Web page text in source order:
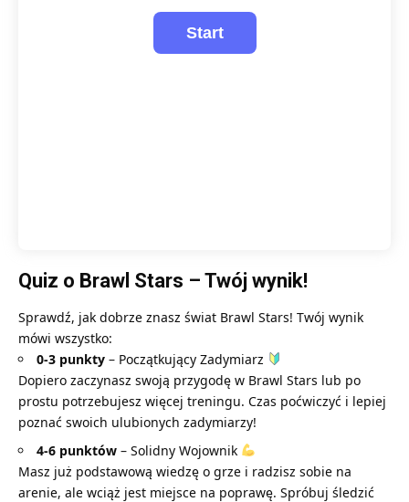
Quiz o Brawl Stars – Twój wynik!
Sprawdź, jak dobrze znasz świat Brawl Stars! Twój wynik
mówi wszystko:
0-3 punkty – Początkujący Zadymiarz
Dopiero zaczynasz swoją przygodę w Brawl Stars lub po
prostu potrzebujesz więcej treningu. Czas poćwiczyć i lepiej
poznać swoich ulubionych zadymiarzy!
4-6 punktów – Solidny Wojownik
Masz już podstawową wiedzę o grze i radzisz sobie na
arenie, ale wciąż jest miejsce na poprawę. Spróbuj śledzić